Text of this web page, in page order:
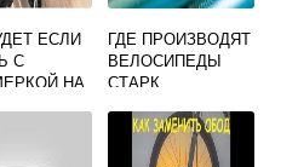
ЕСЛИ
С
НА
ГДЕ ПРОИЗВОДЯТ
ВЕЛОСИПЕДЫ
СТАРК